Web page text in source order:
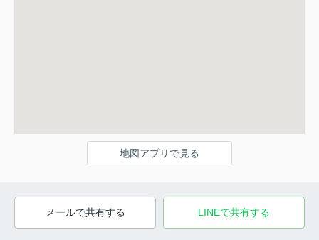
地図アプリで見る
メールで共有する LINEで共有する